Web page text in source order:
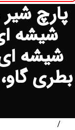
پارچ
شیشه
شیشه
بطری